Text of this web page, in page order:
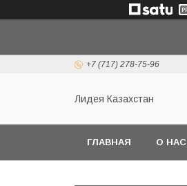
+7 (717) 278-75-96
Лидея Казахстан
ГЛАВНАЯ О НАС